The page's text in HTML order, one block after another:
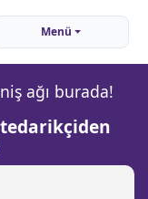
Menü
ağı burada!